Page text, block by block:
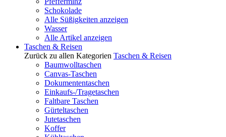
Schokolade
Alle Süßigkeiten anzeigen
Wasser
Alle Artikel anzeigen
Taschen & Reisen
Zurück zu allen Kategorien Taschen & Reisen
Baumwolltaschen
Canvas-Taschen
Dokumententaschen
Einkaufs-/Tragetaschen
Faltbare Taschen
Gürteltaschen
Jutetaschen
Koffer